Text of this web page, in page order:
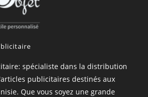
spécialiste dans la distribution
publicitaires destinés aux
Que vous soyez une grande